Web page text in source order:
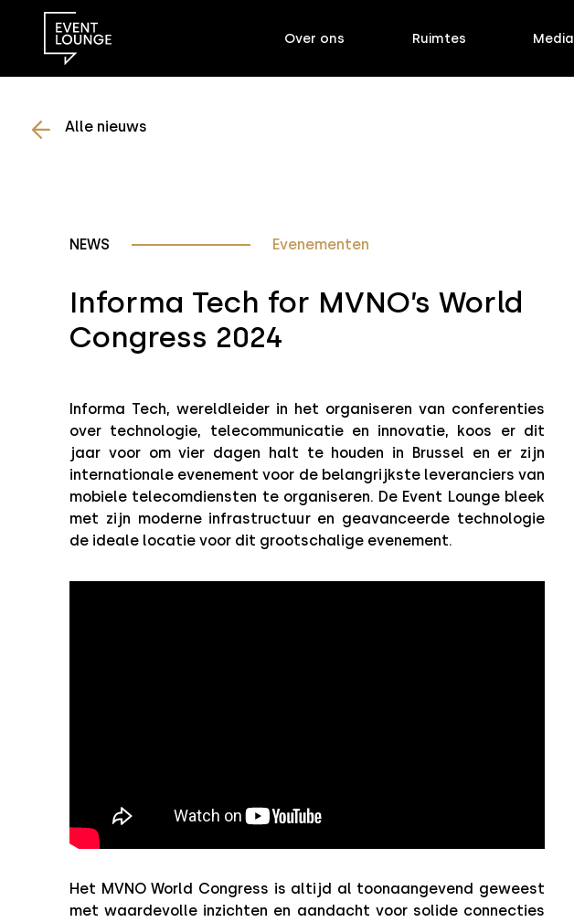
Over ons Ruimtes Media
Alle nieuws
NEWS Evenementen
Informa Tech for MVNO’s World
Congress 2024
Informa Tech, wereldleider in het organiseren van conferenties
over technologie, telecommunicatie en innovatie, koos er dit
jaar voor om vier dagen halt te houden in Brussel en er zijn
internationale evenement voor de belangrijkste leveranciers van
mobiele telecomdiensten te organiseren. De Event Lounge bleek
met zijn moderne infrastructuur en geavanceerde technologie
de ideale locatie voor dit grootschalige evenement.
Het MVNO World Congress is altijd al toonaangevend geweest
met waardevolle inzichten en aandacht voor solide connecties